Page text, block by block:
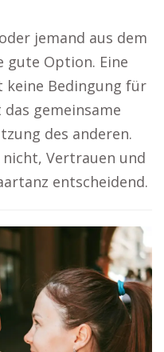
jemand aus dem
gute Option. Eine
keine Bedingung für
gemeinsame
des anderen.
Vertrauen und
entscheidend.